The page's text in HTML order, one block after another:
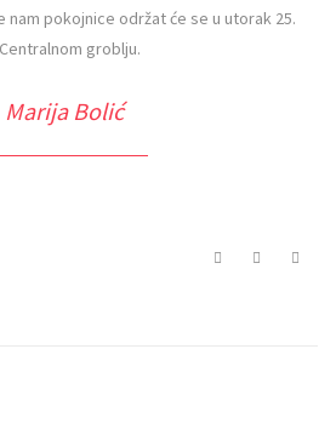
nam pokojnice održat će se u utorak 25.
groblju.
Marija Bolić